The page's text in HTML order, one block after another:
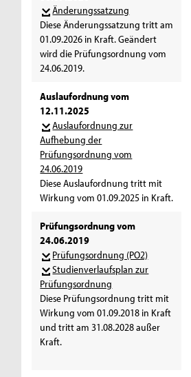
Änderungssatzung
Diese Änderungssatzung tritt am
01.09.2026 in Kraft. Geändert
wird die Prüfungsordnung vom
24.06.2019.
Auslaufordnung vom
12.11.2025
Auslaufordnung zur
Aufhebung der
Prüfungsordnung vom
24.06.2019
Diese Auslaufordnung tritt mit
Wirkung vom 01.09.2025 in Kraft.
Prüfungsordnung vom
24.06.2019
Prüfungsordnung (PO2)
Studienverlaufsplan zur
Prüfungsordnung
Diese Prüfungsordnung tritt mit
Wirkung vom 01.09.2018 in Kraft
und tritt am 31.08.2028 außer
Kraft.